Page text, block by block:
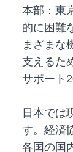
本部：東
的に困難
まざまな
支えるた
サポート
日本では
す。経済
各国の国